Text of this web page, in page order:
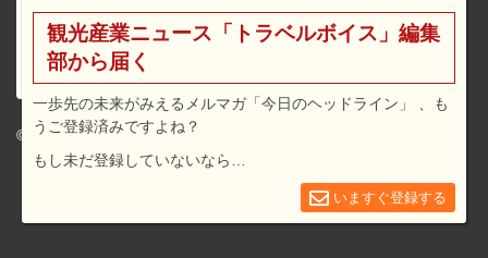
© 2026 travel voice.
利用規約
広告メニュー・料金
観光産業ニュース「トラベルボイス」編集
部から届く
一歩先の未来がみえるメルマガ「今日のヘッドライン」 、も
うご登録済みですよね？
もし未だ登録していないなら…
いますぐ登録する